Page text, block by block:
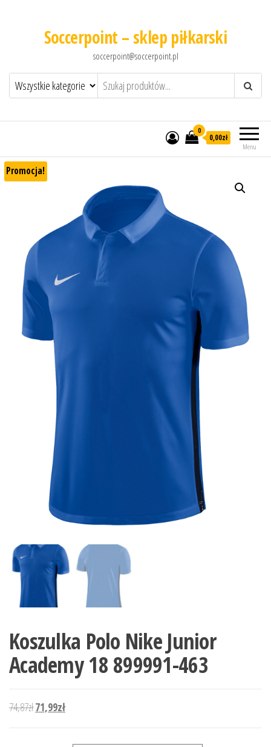
Soccerpoint – sklep piłkarski
soccerpoint@soccerpoint.pl
Menu
0
0,00zł
Promocja!
Koszulka Polo Nike Junior
Academy 18 899991-463
74,87złPierwotna cena wynosiła: 74,87zł.
71,99złAktualna cena wynosi: 71,99zł.